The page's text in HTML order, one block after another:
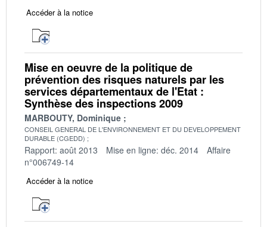
Accéder à la notice
Mise en oeuvre de la politique de
prévention des risques naturels par les
services départementaux de l'Etat :
Synthèse des inspections 2009
MARBOUTY, Dominique
CONSEIL GENERAL DE L'ENVIRONNEMENT ET DU DEVELOPPEMENT
DURABLE (CGEDD)
Rapport: août 2013 Mise en ligne: déc. 2014
Affaire
n°006749-14
Accéder à la notice